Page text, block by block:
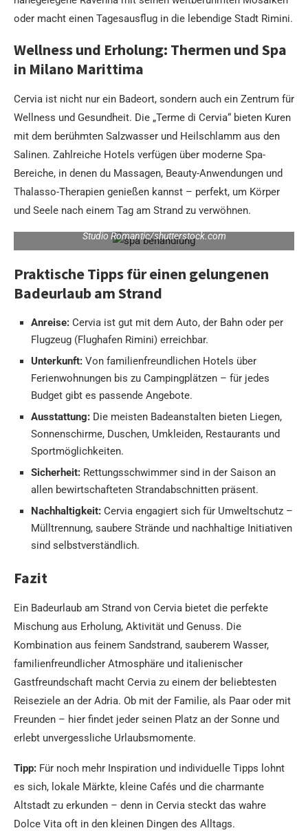
oder macht einen Tagesausflug in die lebendige Stadt Rimini.
Wellness und Erholung: Thermen und Spa
in Milano Marittima
Cervia ist nicht nur ein Badeort, sondern auch ein Zentrum für
Wellness und Gesundheit. Die „Terme di Cervia“ bieten Kuren
mit dem berühmten Salzwasser und Heilschlamm aus den
Salinen. Zahlreiche Hotels verfügen über moderne Spa-
Bereiche, in denen du Massagen, Beauty-Anwendungen und
Thalasso-Therapien genießen kannst – perfekt, um Körper
und Seele nach einem Tag am Strand zu verwöhnen.
Studio Romantic/shutterstock.com
Praktische Tipps für einen gelungenen
Badeurlaub am Strand
Anreise: Cervia ist gut mit dem Auto, der Bahn oder per
Flugzeug (Flughafen Rimini) erreichbar.
Unterkunft: Von familienfreundlichen Hotels über
Ferienwohnungen bis zu Campingplätzen – für jedes
Budget gibt es passende Angebote.
Ausstattung: Die meisten Badeanstalten bieten Liegen,
Sonnenschirme, Duschen, Umkleiden, Restaurants und
Sportmöglichkeiten.
Sicherheit: Rettungsschwimmer sind in der Saison an
allen bewirtschafteten Strandabschnitten präsent.
Nachhaltigkeit: Cervia engagiert sich für Umweltschutz –
Mülltrennung, saubere Strände und nachhaltige Initiativen
sind selbstverständlich.
Fazit
Ein Badeurlaub am Strand von Cervia bietet die perfekte
Mischung aus Erholung, Aktivität und Genuss. Die
Kombination aus feinem Sandstrand, sauberem Wasser,
familienfreundlicher Atmosphäre und italienischer
Gastfreundschaft macht Cervia zu einem der beliebtesten
Reiseziele an der Adria. Ob mit der Familie, als Paar oder mit
Freunden – hier findet jeder seinen Platz an der Sonne und
erlebt unvergessliche Urlaubsmomente.
Tipp: Für noch mehr Inspiration und individuelle Tipps lohnt
es sich, lokale Märkte, kleine Cafés und die charmante
Altstadt zu erkunden – denn in Cervia steckt das wahre
Dolce Vita oft in den kleinen Dingen des Alltags.